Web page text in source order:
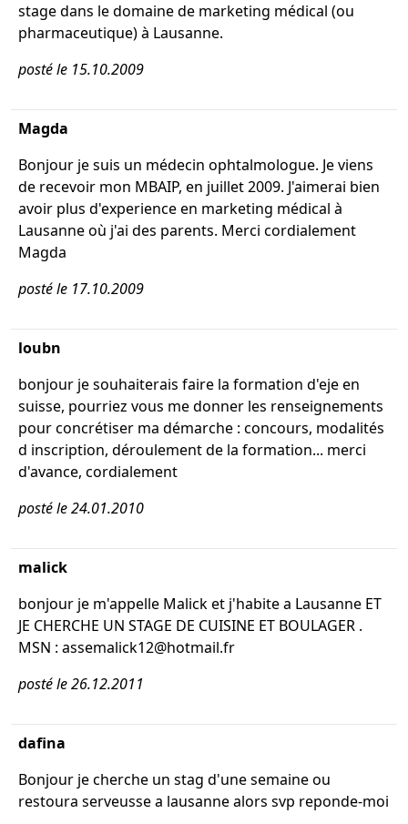
stage dans le domaine de marketing médical (ou
pharmaceutique) à Lausanne.
posté le 15.10.2009
Magda
Bonjour je suis un médecin ophtalmologue. Je viens
de recevoir mon MBAIP, en juillet 2009. J'aimerai bien
avoir plus d'experience en marketing médical à
Lausanne où j'ai des parents. Merci cordialement
Magda
posté le 17.10.2009
loubn
bonjour je souhaiterais faire la formation d'eje en
suisse, pourriez vous me donner les renseignements
pour concrétiser ma démarche : concours, modalités
d inscription, déroulement de la formation... merci
d'avance, cordialement
posté le 24.01.2010
malick
bonjour je m'appelle Malick et j'habite a Lausanne ET
JE CHERCHE UN STAGE DE CUISINE ET BOULAGER .
MSN : assemalick12@hotmail.fr
posté le 26.12.2011
dafina
Bonjour je cherche un stag d'une semaine ou
restoura serveusse a lausanne alors svp reponde-moi